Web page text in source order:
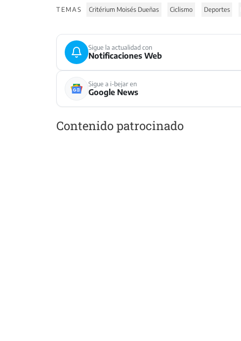
TEMAS Critérium Moisés Dueñas Ciclismo Deportes
Sigue la actualidad con
Notificaciones Web
Sigue a i-bejar en
Google News
Contenido patrocinado